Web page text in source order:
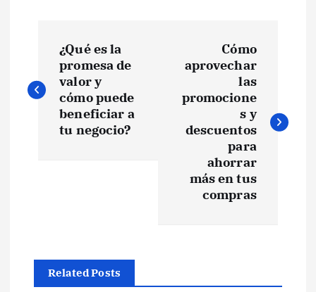
a
v
¿Qué es la
promesa de
valor y
cómo puede
beneficiar a
tu negocio?
Cómo
aprovechar
las
promocione
s y
descuentos
para
ahorrar
más en tus
compras
Related Posts